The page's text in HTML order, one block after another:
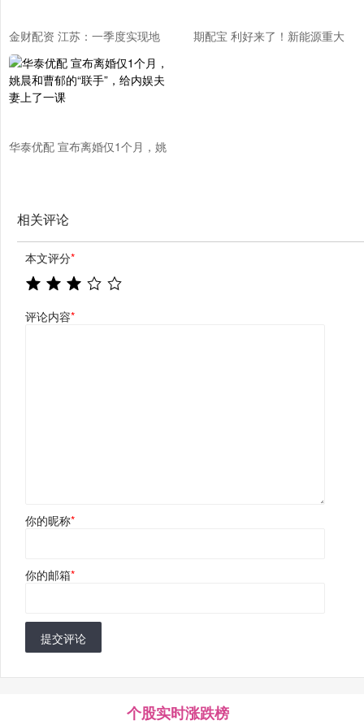
金财配资 江苏：一季度实现地
区生产总值33088.6亿元，同比
增长5.9%
期配宝 利好来了！新能源重大
华泰优配 宣布离婚仅1个月，姚
相关评论
本文评分*
评论内容*
你的昵称*
你的邮箱*
提交评论
个股实时涨跌榜